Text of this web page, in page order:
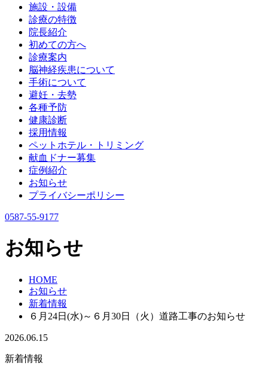
施設・設備
診療の特徴
院長紹介
初めての方へ
診療案内
脳神経疾患について
手術について
避妊・去勢
各種予防
健康診断
採用情報
ペットホテル・トリミング
献血ドナー募集
症例紹介
お知らせ
プライバシーポリシー
0587-55-9177
お知らせ
HOME
お知らせ
新着情報
６月24日(水)～６月30日（火）道路工事のお知らせ
2026.06.15
新着情報